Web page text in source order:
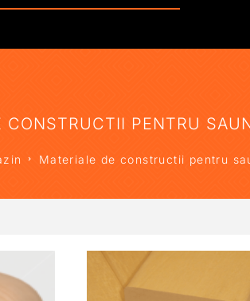
CONSTRUCTII PENTRU
Materiale de constructii pentru